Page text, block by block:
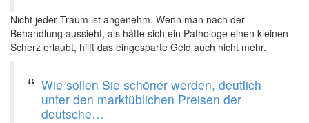
Nicht jeder Traum ist angenehm. Wenn man nach der
Behandlung aussieht, als hätte sich ein Pathologe einen kleinen
Scherz erlaubt, hilft das eingesparte Geld auch nicht mehr.
Wie sollen Sie schöner werden, deutlich
unter den marktüblichen Preisen der
deutsche…